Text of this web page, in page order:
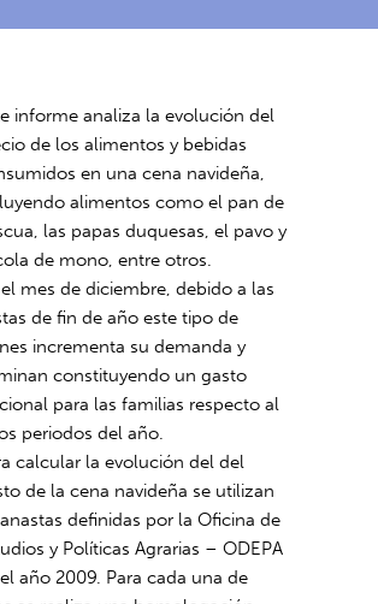
informe analiza la evolución del
de los alimentos y bebidas
en una cena navideña,
alimentos como el pan de
las papas duquesas, el pavo y
de mono, entre otros.
mes de diciembre, debido a las
de fin de año este tipo de
incrementa su demanda y
constituyendo un gasto
para las familias respecto al
periodos del año.
calcular la evolución del del
de la cena navideña se utilizan
definidas por la Oficina de
y Políticas Agrarias – ODEPA
año 2009. Para cada una de